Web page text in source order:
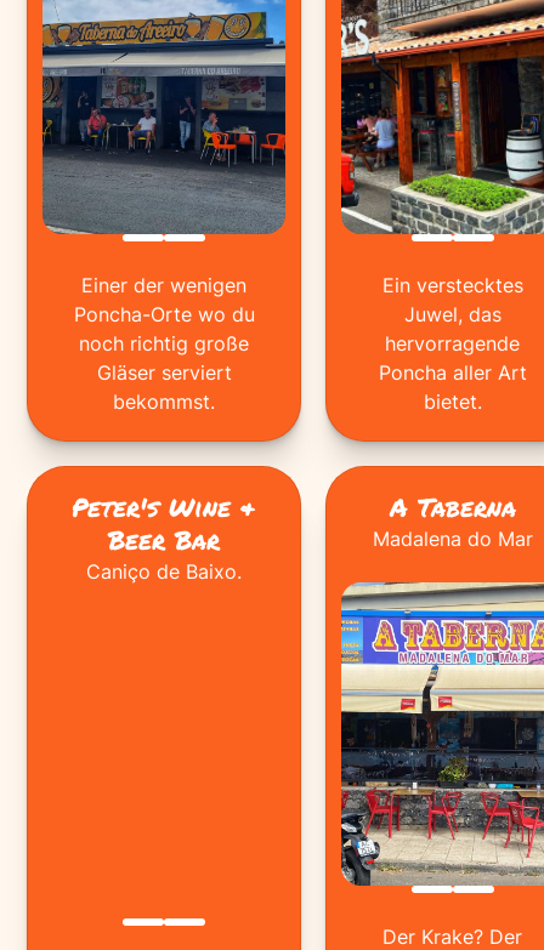
Einer der wenigen
Poncha-Orte wo du
noch richtig große
Gläser serviert
bekommst.
Ein verstecktes
Juwel, das
hervorragende
Poncha aller Art
bietet.
Peter's Wine &
Beer Bar
Caniço de Baixo.
A Taberna
Madalena do Mar
Der Krake? Der